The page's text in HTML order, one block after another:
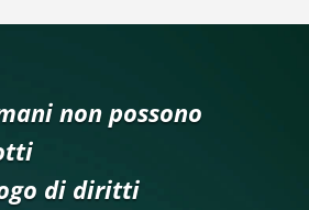
non possono
di diritti